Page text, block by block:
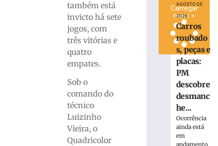
também está
invicto há sete
jogos, com
três vitórias e
quatro
empates.
Sob o
comando do
técnico
Luizinho
Vieira, o
Quadricolor
Carregar
mais »
AGOSTO DE
2026
Carros
roubado
s, peças e
placas:
PM
descobre
desmanc
he...
Ocorrência
ainda está
em
andamento